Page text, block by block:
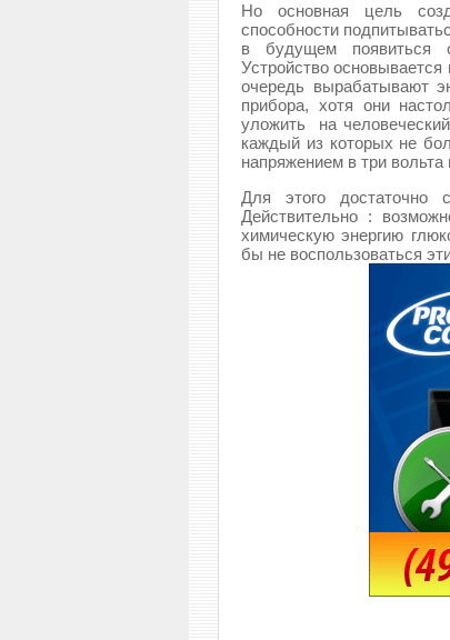
Но основная цель
способности
в будущем появиться
Устройство
очередь вырабатывают
прибора, хотя они
уложить на
каждый из которых не
напряжением в три
Для этого достаточно
Действительно :
химическую энергию
бы не воспользоваться